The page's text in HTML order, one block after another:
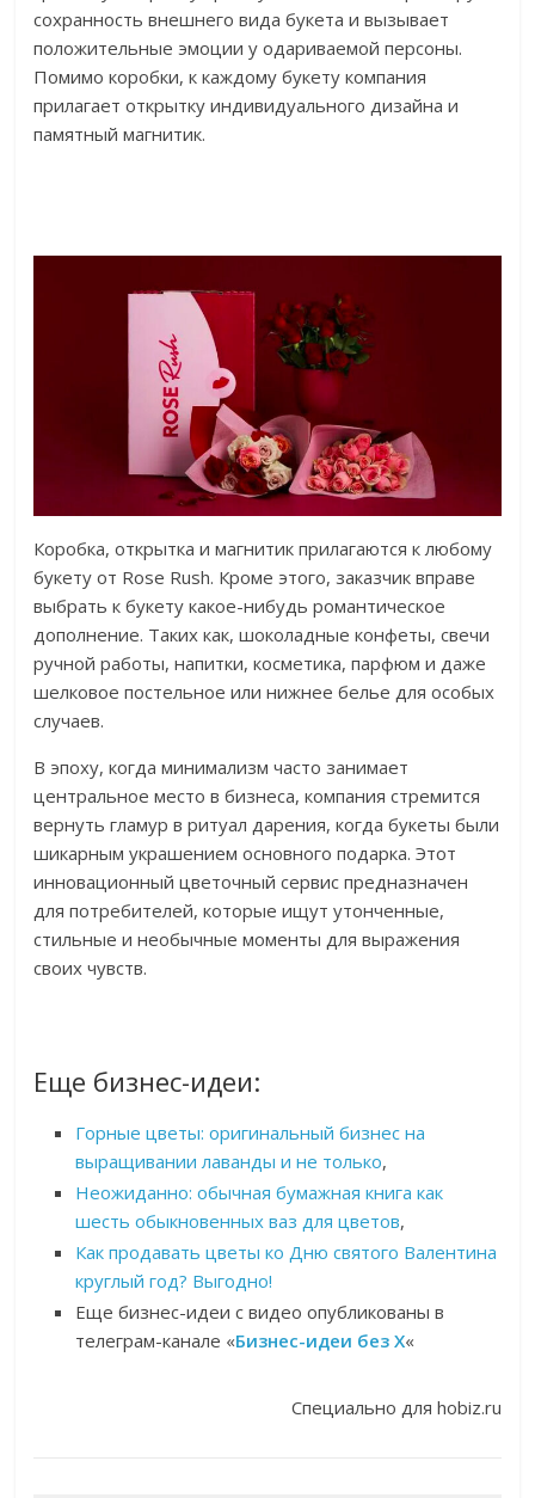
сохранность внешнего вида букета и вызывает
положительные эмоции у одариваемой персоны.
Помимо коробки, к каждому букету компания
прилагает открытку индивидуального дизайна и
памятный магнитик.
Коробка, открытка и магнитик прилагаются к любому
букету от Rose Rush. Кроме этого, заказчик вправе
выбрать к букету какое-нибудь романтическое
дополнение. Таких как, шоколадные конфеты, свечи
ручной работы, напитки, косметика, парфюм и даже
шелковое постельное или нижнее белье для особых
случаев.
В эпоху, когда минимализм часто занимает
центральное место в бизнеса, компания стремится
вернуть гламур в ритуал дарения, когда букеты были
шикарным украшением основного подарка. Этот
инновационный цветочный сервис предназначен
для потребителей, которые ищут утонченные,
стильные и необычные моменты для выражения
своих чувств.
Еще бизнес-идеи:
Горные цветы: оригинальный бизнес на
выращивании лаванды и не только,
Неожиданно: обычная бумажная книга как
шесть обыкновенных ваз для цветов,
Как продавать цветы ко Дню святого Валентина
круглый год? Выгодно!
Еще бизнес-идеи с видео опубликованы в
телеграм-канале «Бизнес-идеи без Х«
Специально для hobiz.ru